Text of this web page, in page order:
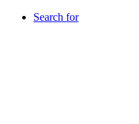
Search for